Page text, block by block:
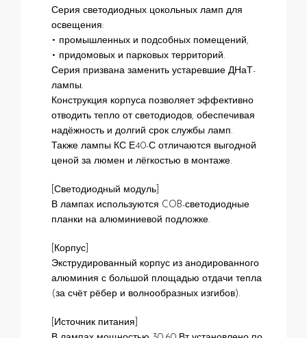
Серия светодиодных цокольных ламп для
освещения:
• промышленных и подсобных помещений,
• придомовых и парковых территорий.
Серия призвана заменить устаревшие ДНаТ-
лампы.
Конструкция корпуса позволяет эффективно
отводить тепло от светодиодов, обеспечивая
надёжность и долгий срок службы ламп.
Также лампы КС Е40-С отличаются выгодной
ценой за люмен и лёгкостью в монтаже.
[Светодиодный модуль]
В лампах используются COB-светодиодные
планки на алюминиевой подложке.
[Корпус]
Экструдированный корпус из анодированного
алюминия с большой площадью отдачи тепла
(за счёт рёбер и волнообразных изгибов).
[Источник питания]